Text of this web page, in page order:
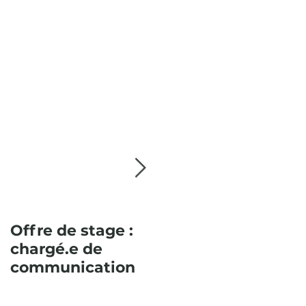
Offre de stage :
chargé.e de
communication